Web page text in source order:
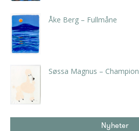
Åke Berg – Fullmåne
Søssa Magnus – Champion
Nyheter